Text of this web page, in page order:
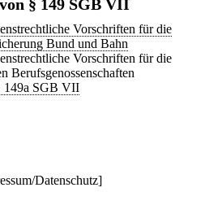
§ 149 SGB VII
Vorschriften für die
Bund und Bahn
Vorschriften für die
Berufsgenossenschaften
149a SGB VII
Datenschutz]